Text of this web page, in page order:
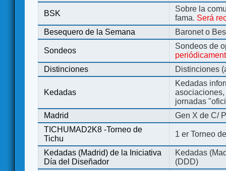
BSK
Sobre la
fama. Será
Besequero de la Semana
Baronet o
Sondeos
Sondeos de
Distinciones
Distinciones
Kedadas
Kedadas
jornadas
Madrid
Gen X de C/
TICHUMAD2K8 -Torneo de
Tichu
1 er Torneo
Kedadas (Madrid) de la Iniciativa
Día del Diseñador
Kedadas
(DDD)